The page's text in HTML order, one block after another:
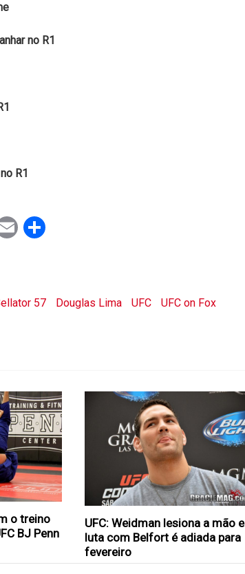
no R1
R1
Email
57 Douglas Lima UFC UFC on Fox
o treino
BJ Penn
UFC: Weidman lesiona a mão e
luta com Belfort é adiada para
fevereiro